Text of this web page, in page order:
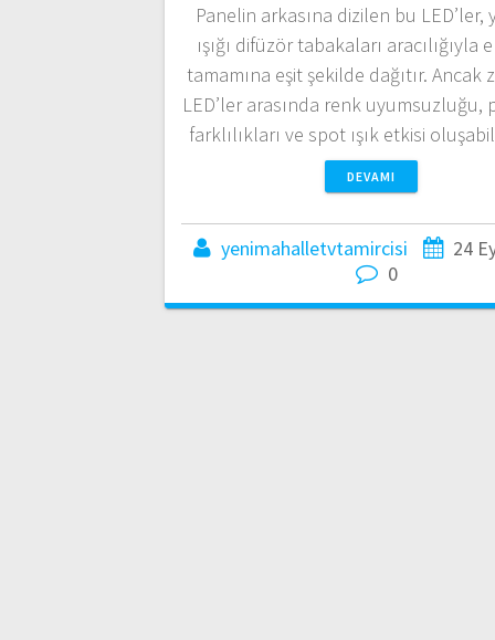
Panelin arkasına dizilen bu LED’ler,
ışığı difüzör tabakaları aracılığıyla
tamamına eşit şekilde dağıtır. Ancak
LED’ler arasında renk uyumsuzluğu,
farklılıkları ve spot ışık etkisi
DEVAMI
yenimahalletvtamircisi
24
0